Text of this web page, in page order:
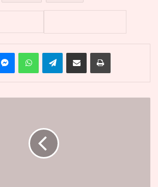
MessengerWhatsAppTelegramPartager par email Imprimer